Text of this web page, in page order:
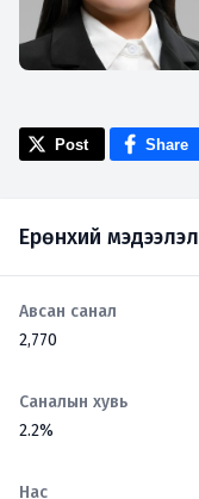
Post Share
Ерөнхий мэдээлэл
Авсан санал
2,770
Саналын хувь
2.2%
Нас